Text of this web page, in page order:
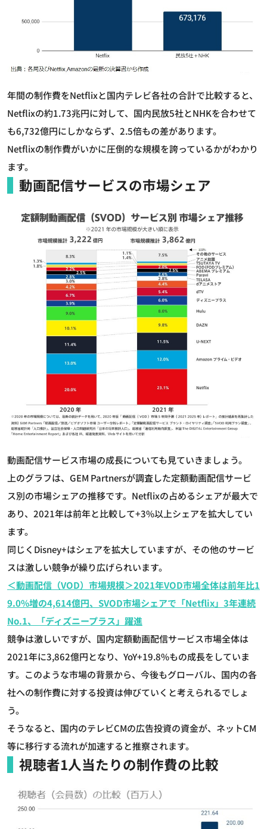
年間の制作費をNetflixと国内テレビ各社の合計で比較すると、
Netflixの約1.73兆円に対して、国内民放5社とNHKを合わせて
も6,732億円にしかならず、2.5倍もの差があります。
Netflixの制作費がいかに圧倒的な規模を誇っているかがわかり
ます。
動画配信サービスの市場シェア
動画配信サービス市場の成長についても見ていきましょう。
上のグラフは、GEM Partnersが調査した定額動画配信サービ
ス別の市場シェアの推移です。Netflixの占めるシェアが最大で
あり、2021年は前年と比較して+3%以上シェアを拡大してい
ます。
同じくDisney+はシェアを拡大していますが、その他のサービ
スは激しい競争が繰り広げられいます。
＜動画配信（VOD）市場規模＞2021年VOD市場全体は前年比1
9.0%増の4,614億円、SVOD市場シェアで「Netflix」3年連続
No.1、「ディズニープラス」躍進
競争は激しいですが、国内定額動画配信サービス市場全体は
2021年に3,862億円となり、YoY+19.8%もの成長をしていま
す。このような市場の背景から、今後もグローバル、国内の各
社への制作費に対する投資は伸びていくと考えられるでしょ
う。
そうなると、国内のテレビCMの広告投資の資金が、ネットCM
等に移行する流れが加速すると推察されます。
視聴者1人当たりの制作費の比較